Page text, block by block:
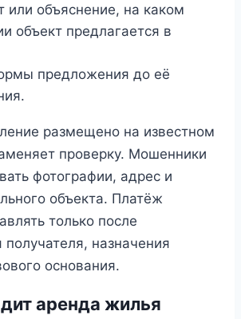
или объяснение, на каком
объект предлагается в
предложения до её
размещено на известном
проверку. Мошенники
фотографии, адрес и
объекта. Платёж
только после
получателя, назначения
основания.
аренда жилья